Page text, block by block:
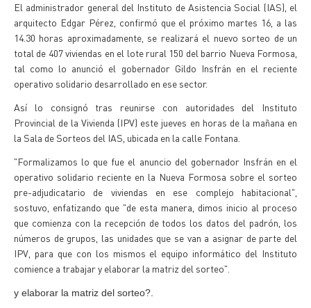
El administrador general del Instituto de Asistencia Social (IAS), el
arquitecto Edgar Pérez, confirmó que el próximo martes 16, a las
14.30 horas aproximadamente, se realizará el nuevo sorteo de un
total de 407 viviendas en el lote rural 150 del barrio Nueva Formosa,
tal como lo anunció el gobernador Gildo Insfrán en el reciente
operativo solidario desarrollado en ese sector.
Así lo consignó tras reunirse con autoridades del Instituto
Provincial de la Vivienda (IPV) este jueves en horas de la mañana en
la Sala de Sorteos del IAS, ubicada en la calle Fontana.
"Formalizamos lo que fue el anuncio del gobernador Insfrán en el
operativo solidario reciente en la Nueva Formosa sobre el sorteo
pre-adjudicatario de viviendas en ese complejo habitacional",
sostuvo, enfatizando que "de esta manera, dimos inicio al proceso
que comienza con la recepción de todos los datos del padrón, los
números de grupos, las unidades que se van a asignar de parte del
IPV, para que con los mismos el equipo informático del Instituto
comience a trabajar y elaborar la matriz del sorteo".
y elaborar la matriz del sorteo?.